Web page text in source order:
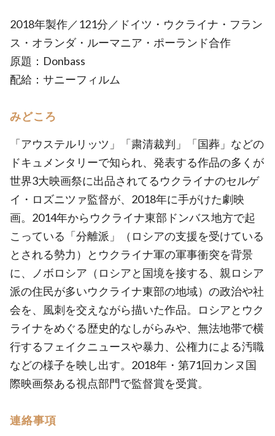
2018年製作／121分／ドイツ・ウクライナ・フラン
ス・オランダ・ルーマニア・ポーランド合作
原題：Donbass
配給：サニーフィルム
みどころ
「アウステルリッツ」「粛清裁判」「国葬」などの
ドキュメンタリーで知られ、発表する作品の多くが
世界3大映画祭に出品されてるウクライナのセルゲ
イ・ロズニツァ監督が、2018年に手がけた劇映
画。2014年からウクライナ東部ドンバス地方で起
こっている「分離派」（ロシアの支援を受けている
とされる勢力）とウクライナ軍の軍事衝突を背景
に、ノボロシア（ロシアと国境を接する、親ロシア
派の住民が多いウクライナ東部の地域）の政治や社
会を、風刺を交えながら描いた作品。ロシアとウク
ライナをめぐる歴史的なしがらみや、無法地帯で横
行するフェイクニュースや暴力、公権力による汚職
などの様子を映し出す。2018年・第71回カンヌ国
際映画祭ある視点部門で監督賞を受賞。
連絡事項